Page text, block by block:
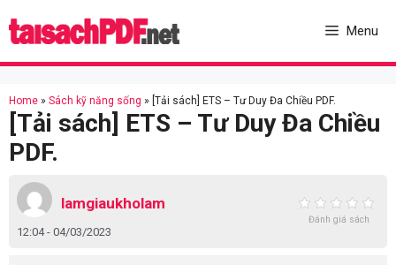
to
Menu
Home » Sách kỹ năng sống » [Tải sách] ETS – Tư Duy Đa Chiều PDF.
[Tải sách] ETS – Tư Duy Đa Chiều
PDF.
lamgiaukholam
12:04 - 04/03/2023
Đánh giá sách